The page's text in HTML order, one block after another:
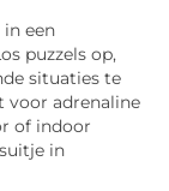
in een
puzzels op,
situaties te
voor adrenaline
of indoor
in